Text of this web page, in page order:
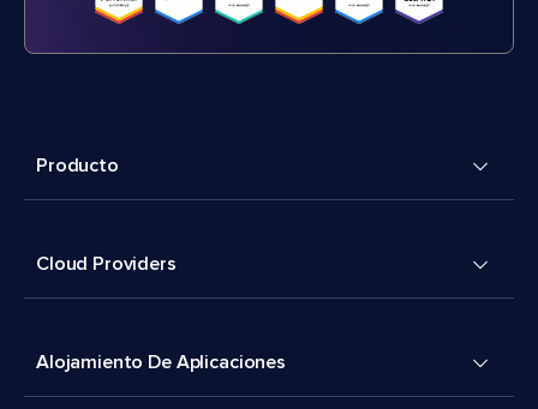
Producto
Cloud Providers
Alojamiento De Aplicaciones